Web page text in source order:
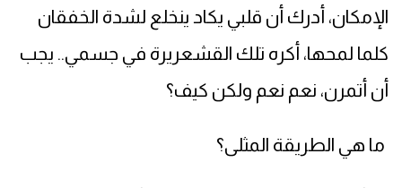
الإمكان، أدرك أن قلبي يكاد ينخلع لشدة الخفقان
كلما لمحها، أكره تلك القشعريرة في جسمي.. يجب
أن أتمرن، نعم نعم ولكن كيف؟
ما هي الطريقة المثلى؟